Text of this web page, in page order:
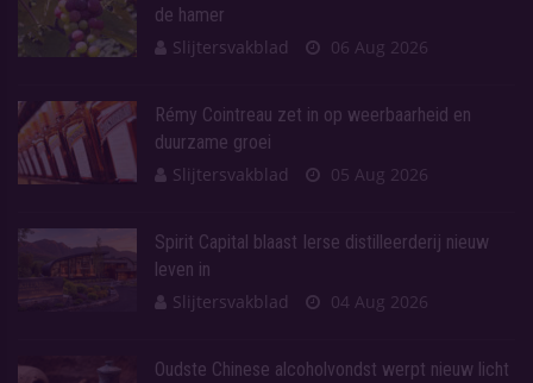
de hamer
Slijtersvakblad
06 Aug 2026
Rémy Cointreau zet in op weerbaarheid en
duurzame groei
Slijtersvakblad
05 Aug 2026
Spirit Capital blaast Ierse distilleerderij nieuw
leven in
Slijtersvakblad
04 Aug 2026
Oudste Chinese alcoholvondst werpt nieuw licht